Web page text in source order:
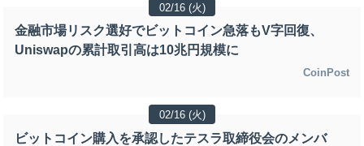
02/16 (火)
金融市場リスク選好でビットコイン急落もV字回復、
Uniswapの累計取引高は10兆円規模に
CoinPost
02/16 (火)
ビットコイン購入を承認したテスラ取締役会のメンバ